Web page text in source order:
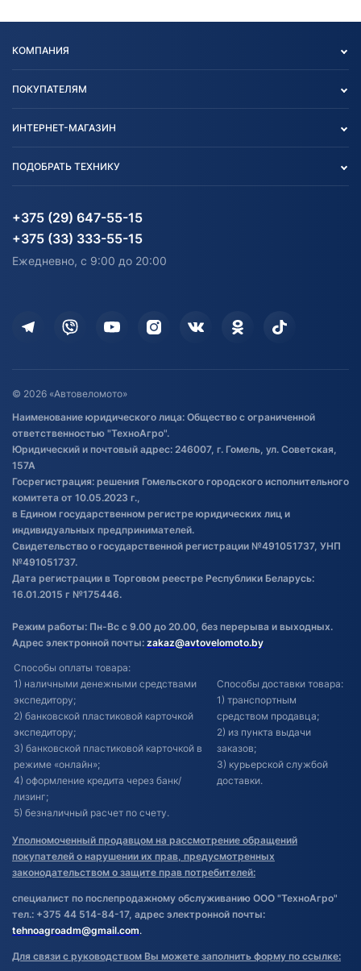
КОМПАНИЯ
Блог
Карта сайта
ПОКУПАТЕЛЯМ
Согласие на обработку
Информация до получения
согласия на обработку
Дополнительные услуги
Оставить отзыв
Договор публичной оферты
Обработка файлов cookie
Постановка транспорта на учет
Обновления в ЭПТС 2024
ИНТЕРНЕТ-МАГАЗИН
Агротехника
Водный транспорт
Электротранспорт
ПОДОБРАТЬ ТЕХНИКУ
Агротехника
Электротранспорт
+375 (29) 647-55-15
+375 (33) 333-55-15
Ежедневно, с 9:00 до 20:00
© 2026 «Автовеломото»
Наименование юридического лица: Общество с ограниченной
ответственностью "ТехноАгро".
Юридический и почтовый адрес: 246007, г. Гомель, ул. Советская,
157А
Госрегистрация: решения Гомельского городского исполнительного
комитета от 10.05.2023 г.,
в Едином государственном регистре юридических лиц и
индивидуальных предпринимателей.
Свидетельство о государственной регистрации №491051737, УНП
№491051737.
Дата регистрации в Торговом реестре Республики Беларусь:
16.01.2015 г №175446.
Режим работы: Пн-Вс с 9.00 до 20.00, без перерыва и выходных.
Адрес электронной почты: zakaz@avtovelomoto.by
Способы оплаты товара:
1) наличными денежными средствами
экспедитору;
2) банковской пластиковой карточкой
экспедитору;
3) банковской пластиковой карточкой в
режиме «онлайн»;
4) оформление кредита через банк/
лизинг;
5) безналичный расчет по счету.
Способы доставки товара:
1) транспортным
средством продавца;
2) из пункта выдачи
заказов;
3) курьерской службой
доставки.
Уполномоченный продавцом на рассмотрение обращений
покупателей о нарушении их прав, предусмотренных
законодательством о защите прав потребителей:
специалист по послепродажному обслуживанию ООО "ТехноАгро"
тел.: +375 44 514-84-17, адрес электронной почты:
tehnoagroadm@gmail.com.
Для связи с руководством Вы можете заполнить форму по ссылке: